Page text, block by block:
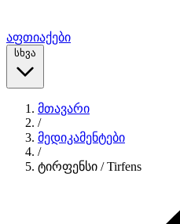
აფთიაქები
სხვა
მთავარი
/
მედიკამენტები
/
ტირფენსი / Tirfens